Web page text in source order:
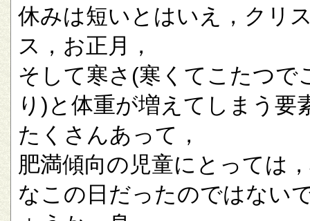
休みは短いとはいえ，クリ
ス，お正月，
そして寒さ(寒くてこたつで
り)と体重が増えてしまう要
たくさんあって，
肥満傾向の児童にとっては
なこの日だったのではない